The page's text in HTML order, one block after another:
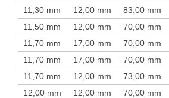
11,30 mm
12,00 mm 83,00 mm
11,50 mm
12,00 mm 70,00 mm
11,70 mm
17,00 mm 70,00 mm
11,70 mm
17,00 mm 70,00 mm
11,70 mm
12,00 mm 73,00 mm
12,00 mm
12,00 mm 70,00 mm